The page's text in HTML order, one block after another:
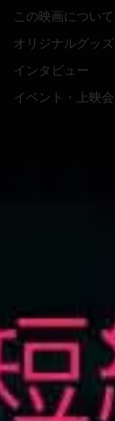
この映画について
オリジナルグッズ
インタビュー
イベント・上映会